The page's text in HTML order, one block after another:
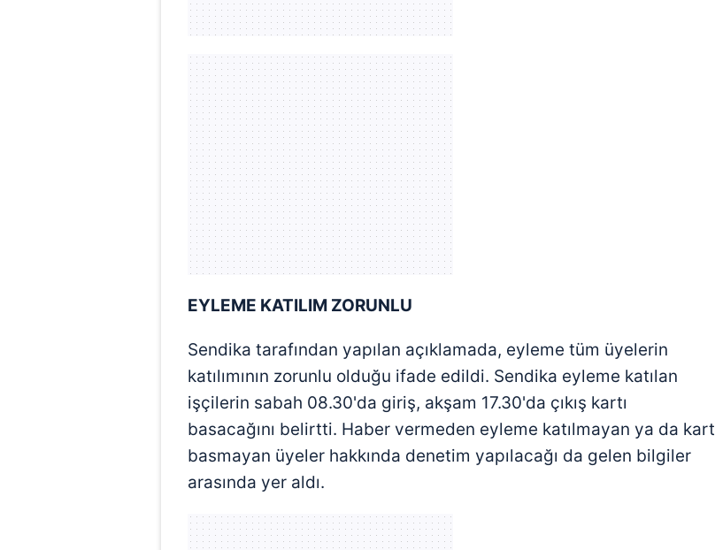
EYLEME KATILIM ZORUNLU
Sendika tarafından yapılan açıklamada, eyleme tüm üyelerin
katılımının zorunlu olduğu ifade edildi. Sendika eyleme katılan
işçilerin sabah 08.30'da giriş, akşam 17.30'da çıkış kartı
basacağını belirtti. Haber vermeden eyleme katılmayan ya da kart
basmayan üyeler hakkında denetim yapılacağı da gelen bilgiler
arasında yer aldı.